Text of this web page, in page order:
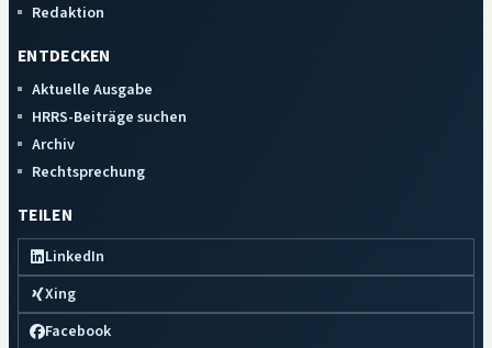
Redaktion
ENTDECKEN
Aktuelle Ausgabe
HRRS-Beiträge suchen
Archiv
Rechtsprechung
TEILEN
LinkedIn
Xing
Facebook